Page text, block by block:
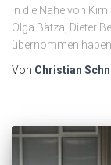
in die Nähe von
Olga Bätza, Dieter
übernommen haben,
Von Christian